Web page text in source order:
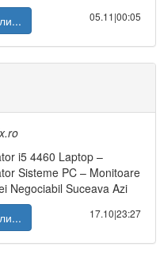
05.11|00:05
i5 4460 Laptop –
Sisteme PC – Monitoare
Negociabil Suceava Azi
17.10|23:27